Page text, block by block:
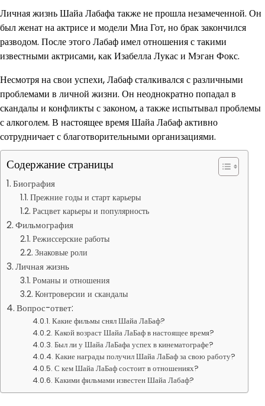
Личная жизнь Шайа Лабафа также не прошла незамеченной. Он
был женат на актрисе и модели Миа Гот, но брак закончился
разводом. После этого Лабаф имел отношения с такими
известными актрисами, как Изабелла Лукас и Мэган Фокс.
Несмотря на свои успехи, Лабаф сталкивался с различными
проблемами в личной жизни. Он неоднократно попадал в
скандалы и конфликты с законом, а также испытывал проблемы
с алкоголем. В настоящее время Шайа Лабаф активно
сотрудничает с благотворительными организациями.
Содержание страницы
Биография
Прежние годы и старт карьеры
Расцвет карьеры и популярность
Фильмография
Режиссерские работы
Знаковые роли
Личная жизнь
Романы и отношения
Контроверсии и скандалы
Вопрос-ответ:
Какие фильмы снял Шайа ЛаБаф?
Какой возраст Шайа ЛаБаф в настоящее время?
Был ли у Шайа ЛаБафа успех в кинематографе?
Какие награды получил Шайа ЛаБаф за свою работу?
С кем Шайа ЛаБаф состоит в отношениях?
Какими фильмами известен Шайа Лабаф?